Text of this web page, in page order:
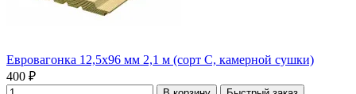
Евровагонка 12,5х96 мм 2,1 м (сорт C, камерной сушки)
400 ₽